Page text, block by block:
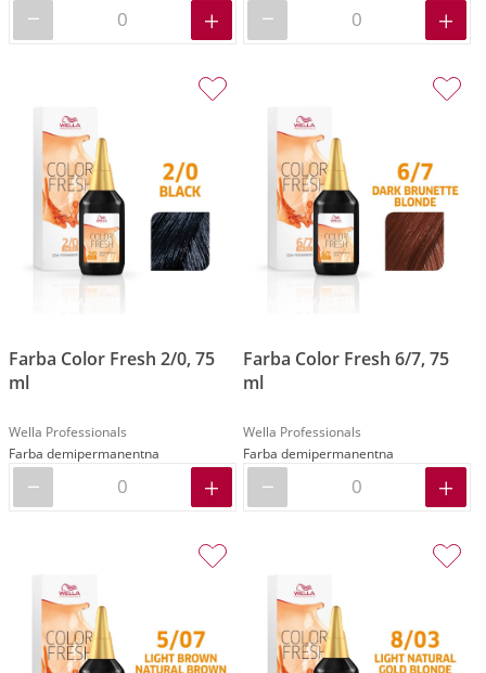
Farba Color Fresh 2/0, 75
ml
Wella Professionals
Farba demipermanentna
Farba Color Fresh 6/7, 75
ml
Wella Professionals
Farba demipermanentna